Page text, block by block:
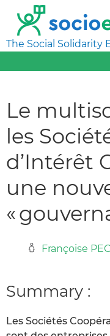
The Social Solidarity
Le
les
d’Intérêt
une
«
Françoise
Summary :
Les Sociétés